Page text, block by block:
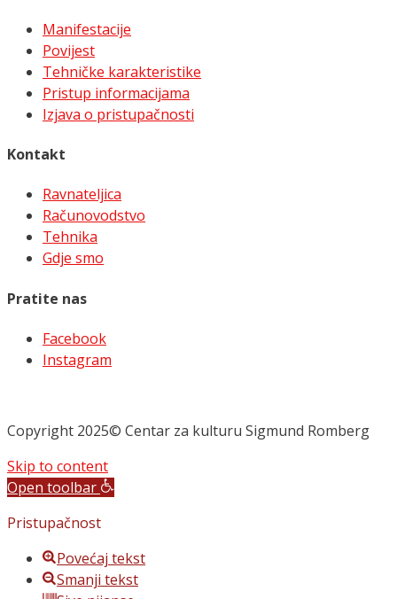
Manifestacije
Povijest
Tehničke karakteristike
Pristup informacijama
Izjava o pristupačnosti
Kontakt
Ravnateljica
Računovodstvo
Tehnika
Gdje smo
Pratite nas
Facebook
Instagram
Copyright 2025© Centar za kulturu Sigmund Romberg
Skip to content
Open toolbar
Pristupačnost
Povećaj tekst
Smanji tekst